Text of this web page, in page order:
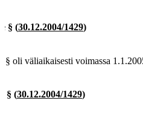
§ (30.12.2004/1429)
§ oli väliaikaisesti voimassa
§ (30.12.2004/1429)